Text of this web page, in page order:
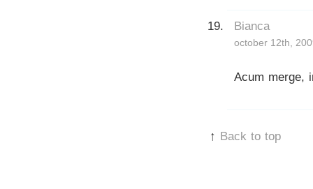
Bianca
october 12th,
Acum merge,
↑ Back to top